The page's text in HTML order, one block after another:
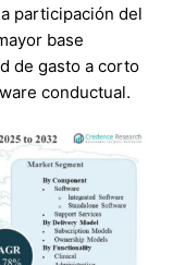
participación del
base
de gasto a corto
conductual.